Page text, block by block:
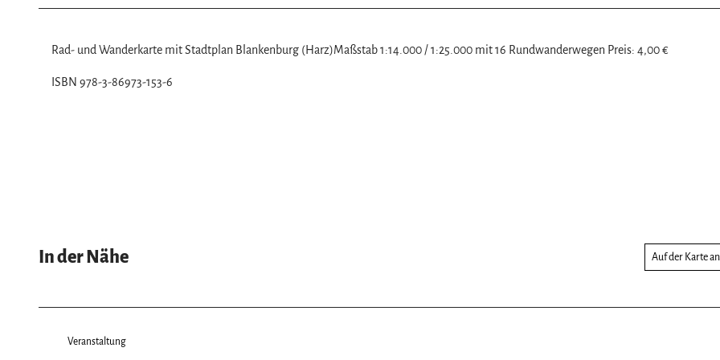
Rad- und Wanderkarte mit Stadtplan Blankenburg (Harz)Maßstab 1:14.000 / 1:25.000 mit 16 Rundwanderwegen Preis: 4,00 €
ISBN 978-3-86973-153-6
In der Nähe Auf der Karte
Veranstaltung